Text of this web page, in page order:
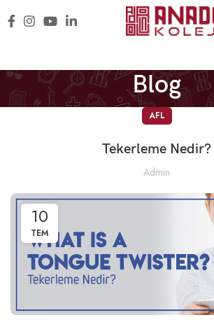
Blog
AFL
Tekerleme Nedir?
Admin
10
TEM